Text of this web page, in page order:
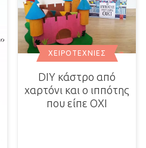
ΧΕΙΡΟΤΕΧΝΊΕΣ
DIY κάστρο από
χαρτόνι και ο ιππότης
που είπε ΟΧΙ